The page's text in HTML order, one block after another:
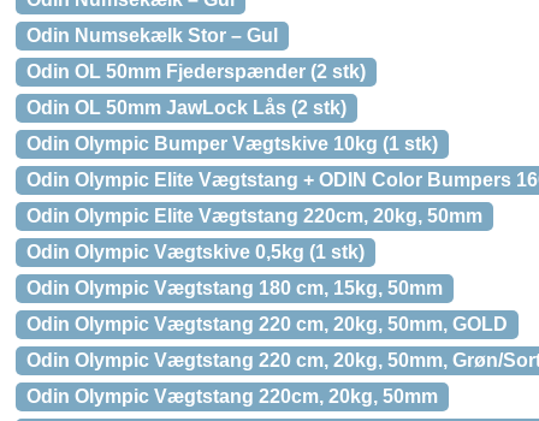
Odin Numsekælk Stor – Gul
Odin OL 50mm Fjederspænder (2 stk)
Odin OL 50mm JawLock Lås (2 stk)
Odin Olympic Bumper Vægtskive 10kg (1 stk)
Odin Olympic Elite Vægtstang + ODIN Color Bumpers
Odin Olympic Elite Vægtstang 220cm, 20kg, 50mm
Odin Olympic Vægtskive 0,5kg (1 stk)
Odin Olympic Vægtstang 180 cm, 15kg, 50mm
Odin Olympic Vægtstang 220 cm, 20kg, 50mm, GOLD
Odin Olympic Vægtstang 220 cm, 20kg, 50mm, Grøn/
Odin Olympic Vægtstang 220cm, 20kg, 50mm